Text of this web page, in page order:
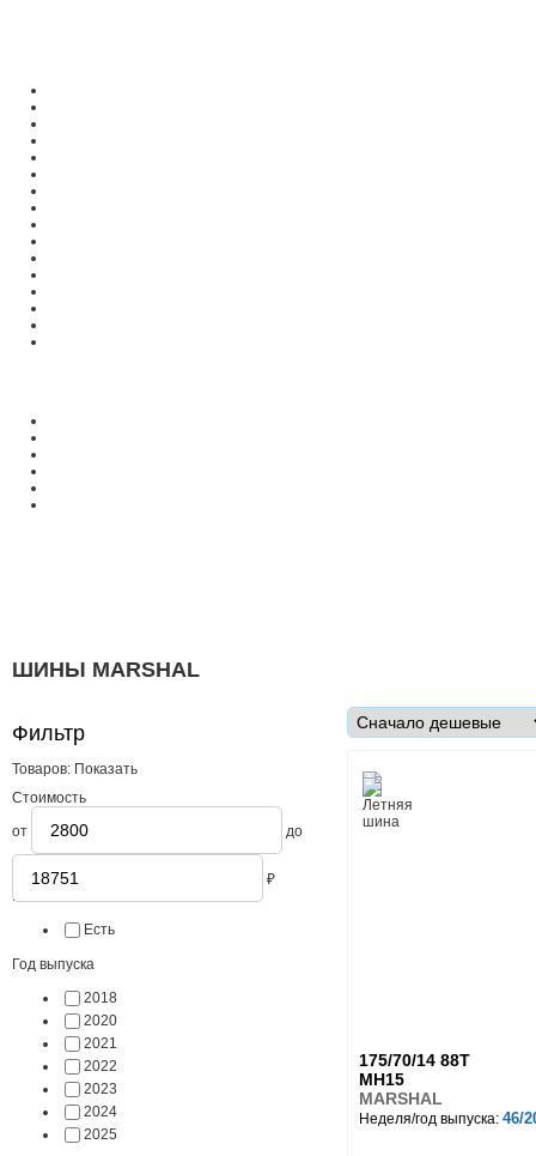
ШИНЫ MARSHAL
Фильтр
Товаров: Показать
Стоимость
от
до
₽
В наличии
Есть
Год выпуска
2018
2020
2021
2022
2023
2024
2025
175/70/14 88T
MH15
MARSHAL
Неделя/год выпуска: 46/